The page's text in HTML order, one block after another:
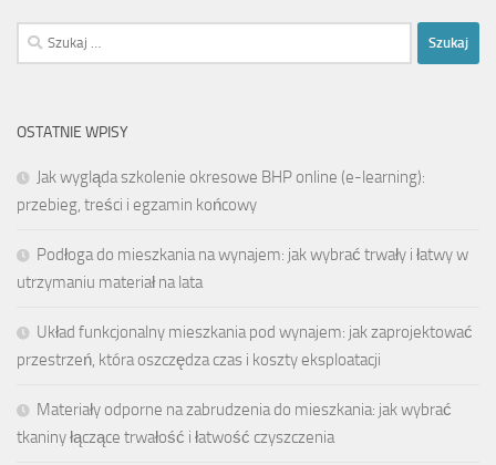
Szukaj:
OSTATNIE WPISY
Jak wygląda szkolenie okresowe BHP online (e-learning):
przebieg, treści i egzamin końcowy
Podłoga do mieszkania na wynajem: jak wybrać trwały i łatwy w
utrzymaniu materiał na lata
Układ funkcjonalny mieszkania pod wynajem: jak zaprojektować
przestrzeń, która oszczędza czas i koszty eksploatacji
Materiały odporne na zabrudzenia do mieszkania: jak wybrać
tkaniny łączące trwałość i łatwość czyszczenia